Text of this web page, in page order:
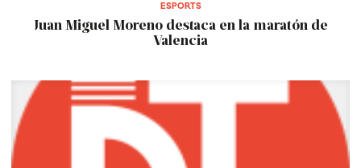
ESPORTS
Juan Miguel Moreno destaca en la maratón de
Valencia